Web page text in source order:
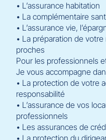
• L’assurance habitation
• La complémentaire
• L’assurance vie,
• La préparation de
proches
Pour les professionnels
Je vous accompagne
• La protection de votre
responsabilité
• L’assurance de vos
professionnels
• Les assurances de
• La protection du